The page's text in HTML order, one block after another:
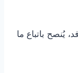
يُنصح باتباع ما